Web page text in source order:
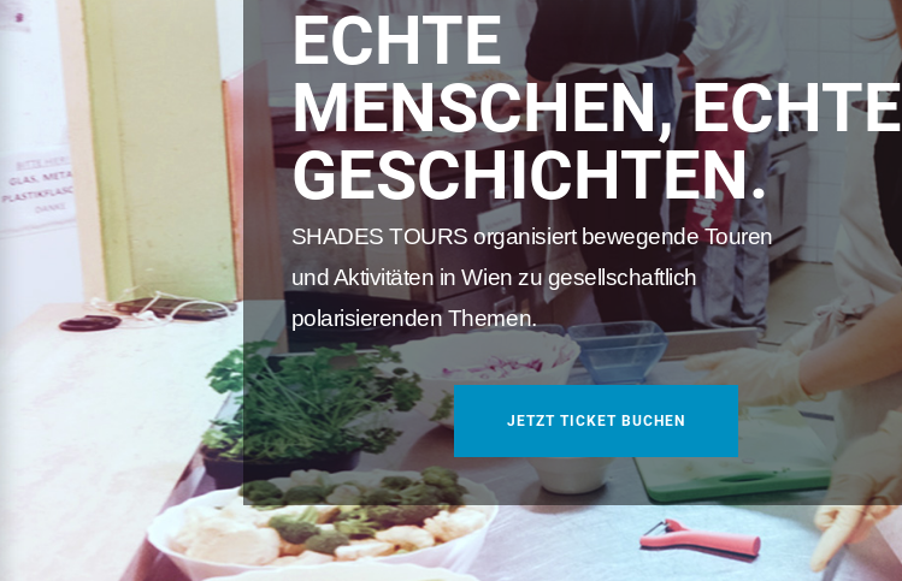
ECHTE
MENSCHEN, ECHTE
GESCHICHTEN.
SHADES TOURS organisiert bewegende Touren
und Aktivitäten in Wien zu gesellschaftlich
polarisierenden Themen.
JETZT TICKET BUCHEN